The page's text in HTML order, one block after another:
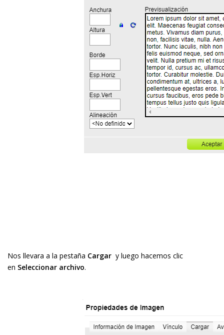
Nos llevara a la pestaña Cargar y luego hacemos clic
en Seleccionar archivo.